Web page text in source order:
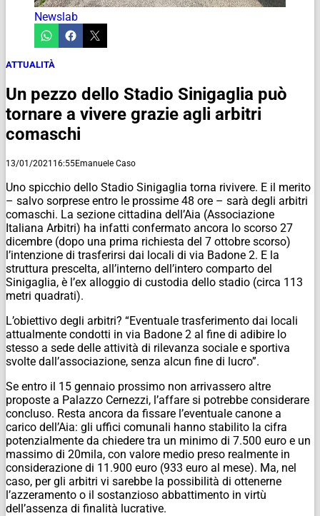
Newslab
ATTUALITÀ
Un pezzo dello Stadio Sinigaglia può
tornare a vivere grazie agli arbitri
comaschi
13/01/2021 16:55Emanuele Caso
Uno spicchio dello Stadio Sinigaglia torna rivivere. E il merito
– salvo sorprese entro le prossime 48 ore – sarà degli arbitri
comaschi. La sezione cittadina dell’Aia (Associazione
Italiana Arbitri) ha infatti confermato ancora lo scorso 27
dicembre (dopo una prima richiesta del 7 ottobre scorso)
l’intenzione di trasferirsi dai locali di via Badone 2. E la
struttura prescelta, all’interno dell’intero comparto del
Sinigaglia, è l’ex alloggio di custodia dello stadio (circa 113
metri quadrati).
L’obiettivo degli arbitri? “Eventuale trasferimento dai locali
attualmente condotti in via Badone 2 al fine di adibire lo
stesso a sede delle attività di rilevanza sociale e sportiva
svolte dall’associazione, senza alcun fine di lucro”.
Se entro il 15 gennaio prossimo non arrivassero altre
proposte a Palazzo Cernezzi, l’affare si potrebbe considerare
concluso. Resta ancora da fissare l’eventuale canone a
carico dell’Aia: gli uffici comunali hanno stabilito la cifra
potenzialmente da chiedere tra un minimo di 7.500 euro e un
massimo di 20mila, con valore medio preso realmente in
considerazione di 11.900 euro (933 euro al mese). Ma, nel
caso, per gli arbitri vi sarebbe la possibilità di ottenerne
l’azzeramento o il sostanzioso abbattimento in virtù
dell’assenza di finalità lucrative.